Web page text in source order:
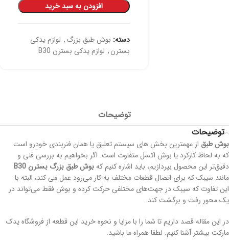
افزودن به سبد خرید
دسته: بوش طبق بزرگ, لوازم یدکی
بسترن, لوازم یدکی بسترن B30
توضیحات
توضیحات
بوش طبق از مهمترین بخش های سیستم تعلیق یا همان فنربندی خودرو است
که به لحاظ کارکرد یا بوش اکسل متفاوت است. اگر بخواهیم به بررسی فنی و
دقیق‌تر این محصول بپردازیم، باید اشاره کنیم کهبوش طبق بزرگ بسترن B30
مانند سیبک که برای اتصال قطعات مختلف به کار می‌رود عمل می کند، البته با
این تفاوت که سیبک در جهت‌های مختلفی حرکت کرده و بوش فقط می‌تواند در
یک محور رفت و برگشت کند.
در این مقاله قصد داریم تا شما را با مزایا و نحوه خرید این قطعه از فروشگاه یدک
مارکت بیشتر آشنا کنیم. لطفا همراه ما باشید.